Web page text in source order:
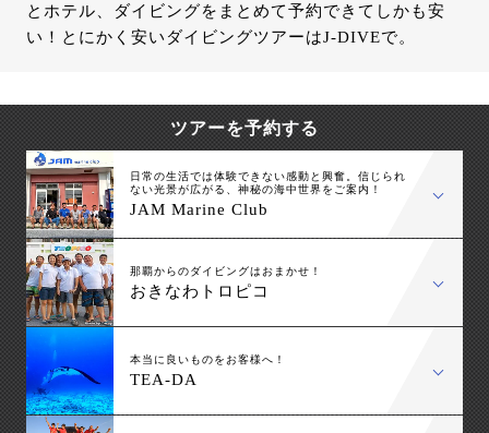
とホテル、ダイビングをまとめて予約できてしかも安
い！とにかく安いダイビングツアーはJ-DIVEで。
ツアーを予約する
日常の生活では体験できない感動と興奮。信じられ
ない光景が広がる、神秘の海中世界をご案内！
JAM Marine Club
那覇からのダイビングはおまかせ！
おきなわトロピコ
本当に良いものをお客様へ！
TEA-DA